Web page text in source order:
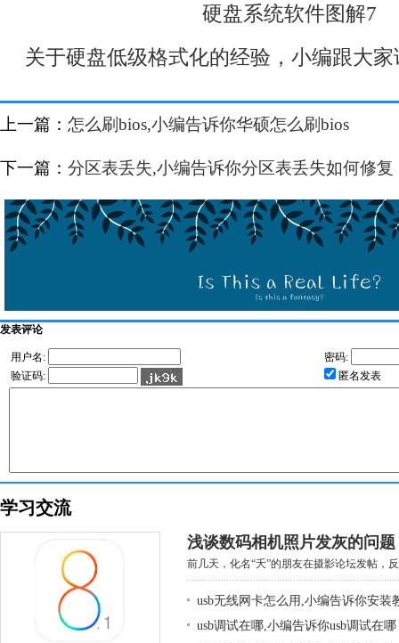
硬盘系统软件图解7
关于硬盘低级格式化的经验，小编跟大
上一篇： 怎么刷bios,小编告诉你华硕怎么刷bios
下一篇： 分区表丢失,小编告诉你分区表丢失如何修复
发表评论
用户名:
密码:
验证码:
匿名发表
学习交流
浅谈数码相机照片发灰的问题
前几天，化名“夭”的朋友在摄影论坛发帖，
usb无线网卡怎么用,小编告诉你安装
usb调试在哪,小编告诉你usb调试在哪